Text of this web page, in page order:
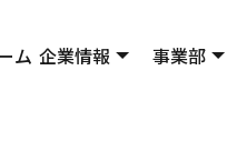
ム 企業情報 事業部